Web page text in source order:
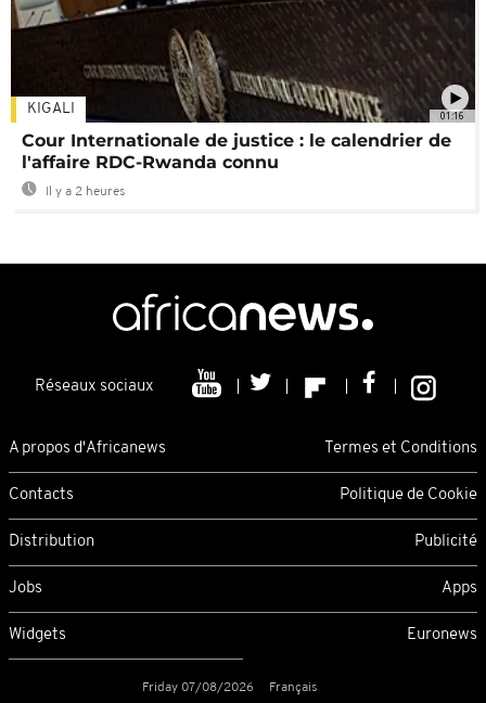
01:16
KIGALI
Cour Internationale de justice : le calendrier de
l'affaire RDC-Rwanda connu
Il y a 2 heures
Réseaux sociaux
A propos d'Africanews Termes et Conditions
Contacts Politique de Cookie
Distribution Publicité
Jobs Apps
Widgets Euronews
Friday 07/08/2026